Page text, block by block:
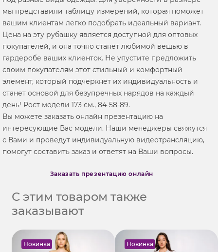
мы представили таблицу измерений, которая поможет
вашим клиентам легко подобрать идеальный вариант.
Цена на эту рубашку является доступной для оптовых
покупателей, и она точно станет любимой вещью в
гардеробе ваших клиенток. Не упустите предложить
своим покупателям этот стильный и комфортный
элемент, который подчеркнет их индивидуальность и
станет основой для безупречных нарядов на каждый
день! Рост модели 173 см., 84-58-89.
Вы можете заказать онлайн презентацию на
интересующие Вас модели. Наши менеджеры свяжутся
с Вами и проведут индивидуальную видеотрансляцию,
помогут составить заказ и ответят на Ваши вопросы.
Заказать презентацию онлайн
С этим товаром также
заказывают
Новинка Новинка